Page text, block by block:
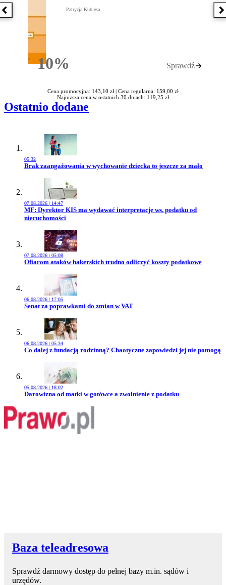
Poprzednia książka
10%Rabatu
Patrycja Kubiesa
Sprawdź
Cena promocyjna: 143,10 zł | Cena regularna: 159,00 zł
Najniższa cena w ostatnich 30 dniach: 119,25 zł
Ostatnio dodane
05:32
Przejdź do artykułu:
Brak zaangażowania w wychowanie dziecka to jeszcze za mało
07.08.2026 | 14:47
Przejdź do artykułu:
MF: Dyrektor KIS ma wydawać interpretacje ws. podatku od
nieruchomości
07.08.2026 | 05:08
Przejdź do artykułu:
Ofiarom ataków hakerskich trudno odliczyć koszty podatkowe
06.08.2026 | 17:05
Przejdź do artykułu:
Senat za poprawkami do zmian w VAT
06.08.2026 | 05:34
Przejdź do artykułu:
Co dalej z fundacją rodzinną? Chaotyczne zapowiedzi jej nie pomogą
05.08.2026 | 18:02
Przejdź do artykułu:
Darowizna od matki w gotówce a zwolnienie z podatku
Baza teleadresowa
Sprawdź darmowy dostęp do pełnej bazy m.in. sądów i
urzędów.